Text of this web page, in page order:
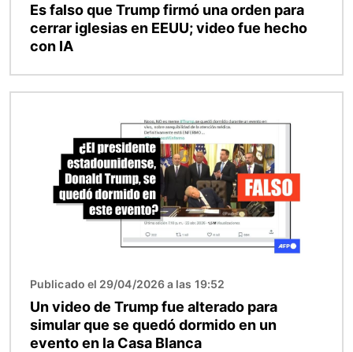
Es falso que Trump firmó una orden para
cerrar iglesias en EEUU; video fue hecho
con IA
Publicado el 29/04/2026 a las 19:52
Un video de Trump fue alterado para
simular que se quedó dormido en un
evento en la Casa Blanca